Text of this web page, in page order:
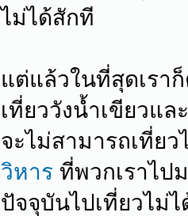
ไม่ได้สักที
แต่แล้วในที่สุดเรา
เที่ยววังน้ำเขียวแ
จะไม่สามารถเที่ย
วิหาร ที่พวกเราไป
ปัจจุบันไปเที่ยวไม่